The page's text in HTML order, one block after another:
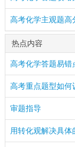
高考化学主观题高
热点内容
高考化学答题易错
高考重点题型如何
审题指导
用转化观解决具体